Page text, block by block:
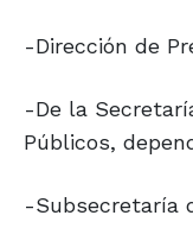
-Dirección de
-De la
Públicos,
-Subsecretaría